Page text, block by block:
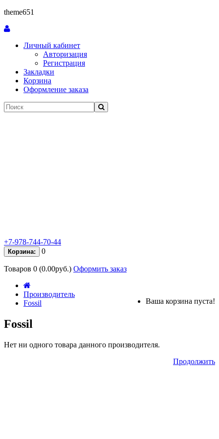
theme651
Личный кабинет
Авторизация
Регистрация
Закладки
Корзина
Оформление заказа
+7-978-744-70-44
Корзина: 0
Товаров 0 (0.00руб.) Оформить заказ
Ваша корзина пуста!
Производитель
Fossil
Fossil
Нет ни одного товара данного производителя.
Продолжить